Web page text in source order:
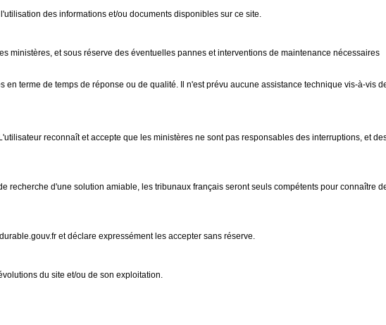
des informations et/ou documents disponibles sur ce site.
ministères, et sous réserve des éventuelles pannes et interventions de maintenance nécessaires
terme de temps de réponse ou de qualité. Il n'est prévu aucune assistance technique vis-à-vis
reconnaît et accepte que les ministères ne sont pas responsables des interruptions, et
recherche d'une solution amiable, les tribunaux français seront seuls compétents pour connaître
et déclare expressément les accepter sans réserve.
du site et/ou de son exploitation.